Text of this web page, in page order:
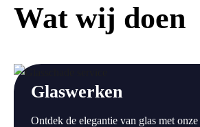
Wat wij doen
Glaswerken
Ontdek de elegantie van glas met
a